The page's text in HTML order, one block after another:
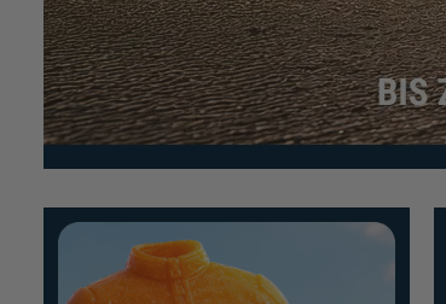
Mehr erfahren